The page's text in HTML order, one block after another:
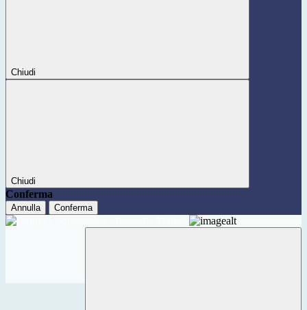
Chiudi
Chiudi
Conferma
Annulla Conferma